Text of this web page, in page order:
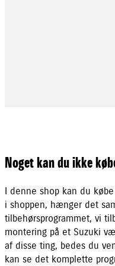
Noget kan du ikke
I denne shop kan du
i shoppen, hænger det
tilbehørsprogrammet, vi
montering på et Suzuki
af disse ting, bedes du
kan se det komplette